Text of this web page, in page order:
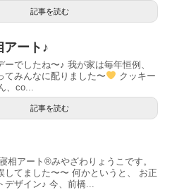
記事を読む
アート♪
ーでしたね〜♪ 我が家は毎年恒例、
てみんなに配りました〜
クッキー
、co...
記事を読む
相アート®︎みやざわりょうこです。
してました〜〜 何かというと、 お正
デザイン♪ 今、前橋...